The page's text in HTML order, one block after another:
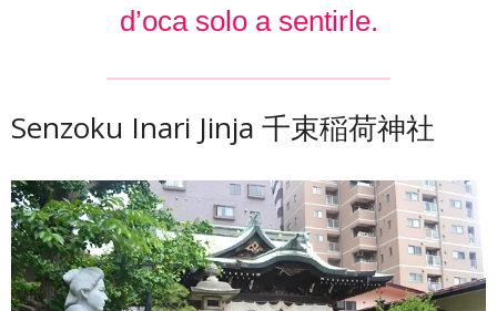
d’oca solo a sentirle.
Senzoku Inari Jinja 千束稲荷神社